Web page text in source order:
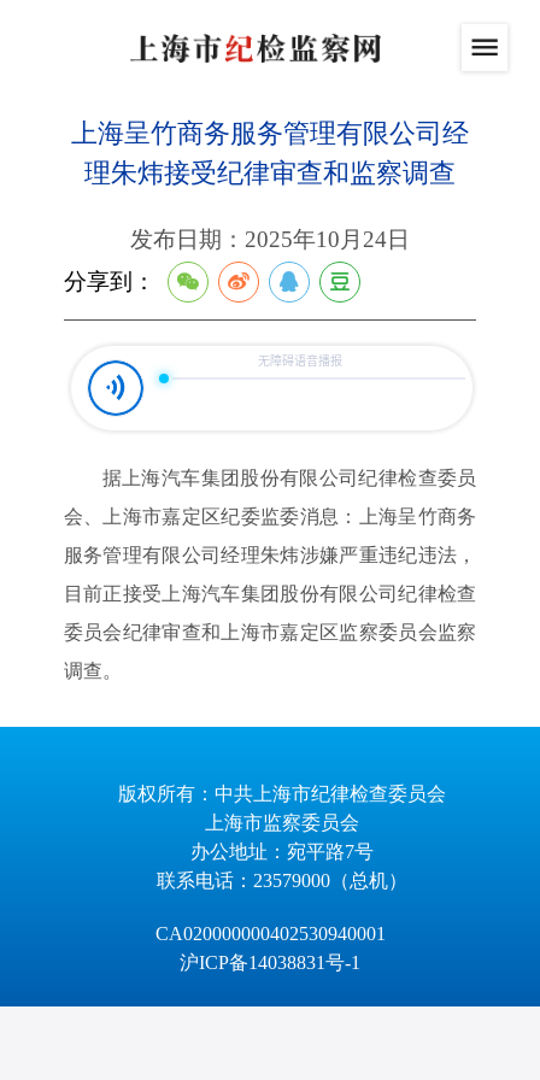
上海呈竹商务服务管理有限公司经
理朱炜接受纪律审查和监察调查
发布日期：2025年10月24日
分享到：
据上海汽车集团股份有限公司纪律检查委员
会、上海市嘉定区纪委监委消息：上海呈竹商务
服务管理有限公司经理朱炜涉嫌严重违纪违法，
目前正接受上海汽车集团股份有限公司纪律检查
委员会纪律审查和上海市嘉定区监察委员会监察
调查。
版权所有：中共上海市纪律检查委员会
上海市监察委员会
办公地址：宛平路7号
联系电话：23579000（总机）
CA020000000402530940001
沪ICP备14038831号-1